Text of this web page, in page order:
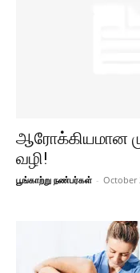
ஆரோக்கியமான
வழி!
பூங்காற்று நண்பர்கள் - October